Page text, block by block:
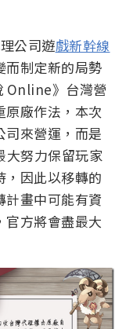
公司遊戲新幹線
而制定新的局勢
Online》台灣營
原廠作法，本次
來營運，而是
大努力保留玩家
，因此以移轉的
計畫中可能有資
官方將會盡最大